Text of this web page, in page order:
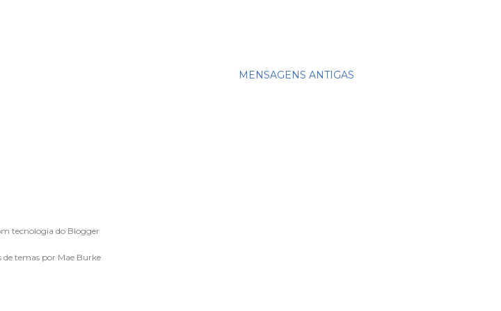
MENSAGENS ANTIGAS
tecnologia do Blogger
de temas por Mae Burke